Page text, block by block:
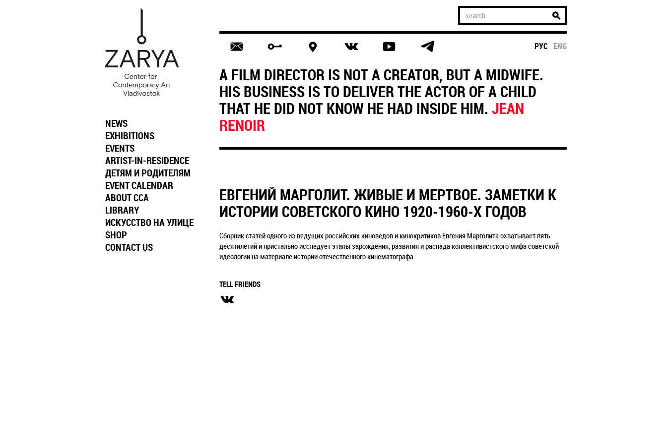
РУС ENG
A FILM DIRECTOR IS NOT A CREATOR, BUT A MIDWIFE.
HIS BUSINESS IS TO DELIVER THE ACTOR OF A CHILD
THAT HE DID NOT KNOW HE HAD INSIDE HIM. JEAN
RENOIR
ЕВГЕНИЙ МАРГОЛИТ. ЖИВЫЕ И МЕРТВОЕ. ЗАМЕТКИ К
ИСТОРИИ СОВЕТСКОГО КИНО 1920-1960-Х ГОДОВ
Сборник статей одного из ведущих российских киноведов и кинокритиков Евгения Марголита охватывает пять
десятилетий и пристально исследует этапы зарождения, развития и распада коллективистского мифа советской
идеологии на материале истории отечественного кинематографа
TELL FRIENDS
NEWS
EXHIBITIONS
EVENTS
ARTIST-IN-RESIDENCE
ДЕТЯМ И РОДИТЕЛЯМ
EVENT CALENDAR
ABOUT CCA
LIBRARY
ИСКУССТВО НА УЛИЦЕ
SHOP
CONTACT US